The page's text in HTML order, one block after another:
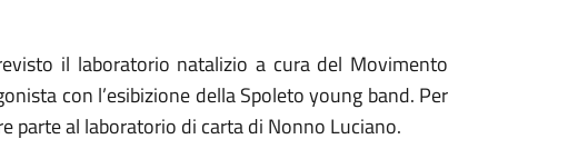
il laboratorio natalizio a cura del Movimento
con l’esibizione della Spoleto young band. Per
parte al laboratorio di carta di Nonno Luciano.